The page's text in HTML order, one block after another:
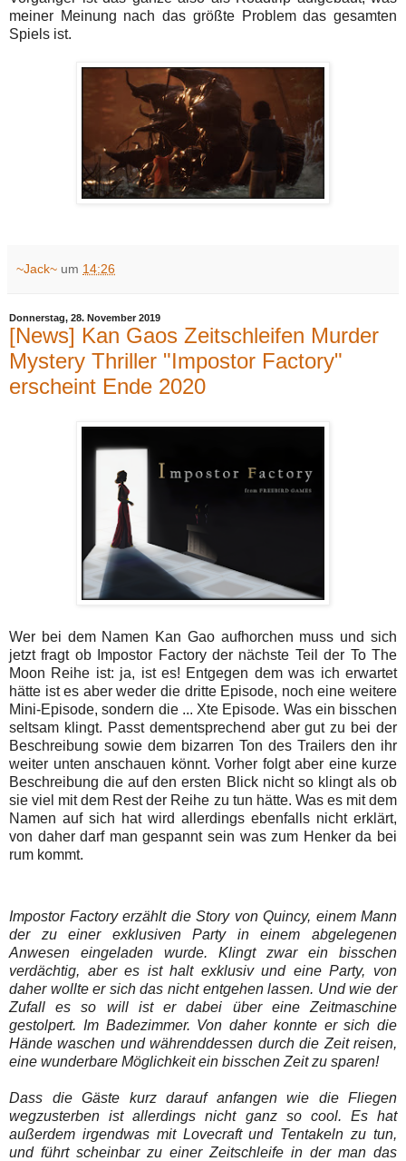
meiner Meinung nach das größte Problem das gesamten
Spiels ist.
~Jack~ um 14:26
Donnerstag, 28. November 2019
[News] Kan Gaos Zeitschleifen Murder
Mystery Thriller "Impostor Factory"
erscheint Ende 2020
Wer bei dem Namen Kan Gao aufhorchen muss und sich
jetzt fragt ob Impostor Factory der nächste Teil der To The
Moon Reihe ist: ja, ist es! Entgegen dem was ich erwartet
hätte ist es aber weder die dritte Episode, noch eine weitere
Mini-Episode, sondern die ... Xte Episode. Was ein bisschen
seltsam klingt. Passt dementsprechend aber gut zu bei der
Beschreibung sowie dem bizarren Ton des Trailers den ihr
weiter unten anschauen könnt. Vorher folgt aber eine kurze
Beschreibung die auf den ersten Blick nicht so klingt als ob
sie viel mit dem Rest der Reihe zu tun hätte. Was es mit dem
Namen auf sich hat wird allerdings ebenfalls nicht erklärt,
von daher darf man gespannt sein was zum Henker da bei
rum kommt.
Impostor Factory erzählt die Story von Quincy, einem Mann
der zu einer exklusiven Party in einem abgelegenen
Anwesen eingeladen wurde. Klingt zwar ein bisschen
verdächtig, aber es ist halt exklusiv und eine Party, von
daher wollte er sich das nicht entgehen lassen. Und wie der
Zufall es so will ist er dabei über eine Zeitmaschine
gestolpert. Im Badezimmer. Von daher konnte er sich die
Hände waschen und währenddessen durch die Zeit reisen,
eine wunderbare Möglichkeit ein bisschen Zeit zu sparen!
Dass die Gäste kurz darauf anfangen wie die Fliegen
wegzusterben ist allerdings nicht ganz so cool. Es hat
außerdem irgendwas mit Lovecraft und Tentakeln zu tun,
und führt scheinbar zu einer Zeitschleife in der man das